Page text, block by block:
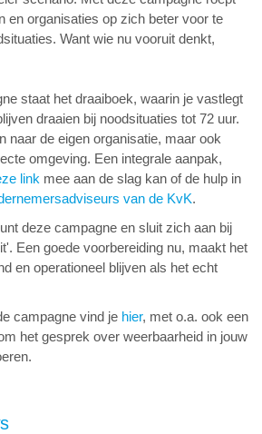
en organisaties op zich beter voor te
Want wie nu vooruit denkt,
staat het draaiboek, waarin je vastlegt
draaien bij noodsituaties tot 72 uur.
naar de eigen organisatie, maar ook
omgeving. Een integrale aanpak,
link mee aan de slag kan of de hulp in
van de KvK.
deze campagne en sluit zich aan bij
Een goede voorbereiding nu, maakt het
en operationeel blijven als het echt
campagne vind je hier, met o.a. ook een
het gesprek over weerbaarheid in jouw